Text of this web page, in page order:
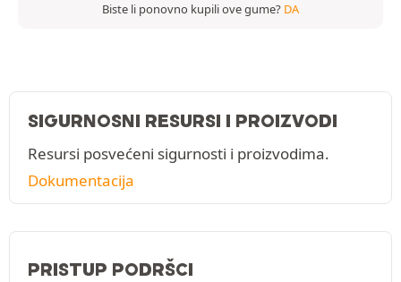
Biste li ponovno kupili ove gume? DA
SIGURNOSNI RESURSI I PROIZVODI
Resursi posvećeni sigurnosti i proizvodima.
Dokumentacija
PRISTUP PODRŠCI